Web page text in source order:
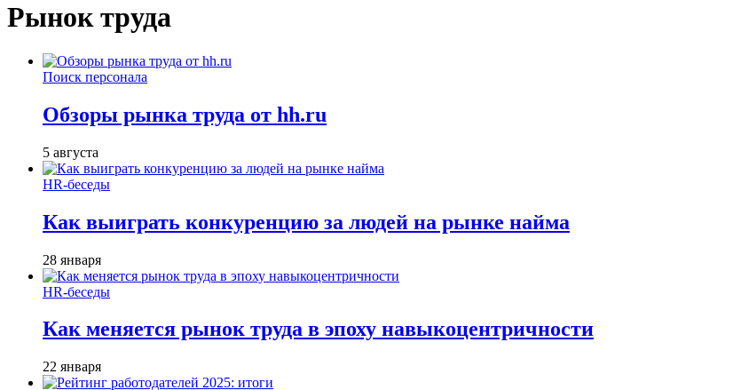
Рынок труда
Поиск персонала
Обзоры рынка труда от hh.ru
5 августа
HR-беседы
Как выиграть конкуренцию за людей на рынке найма
28 января
HR-беседы
Как меняется рынок труда в эпоху навыкоцентричности
22 января